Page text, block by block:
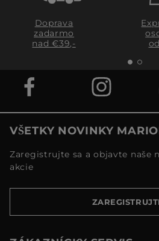
Doprava
zadarmo
nad €39,-
VŠETKY NOVINKY
Zaregistrujte sa a objavte naše
akcie